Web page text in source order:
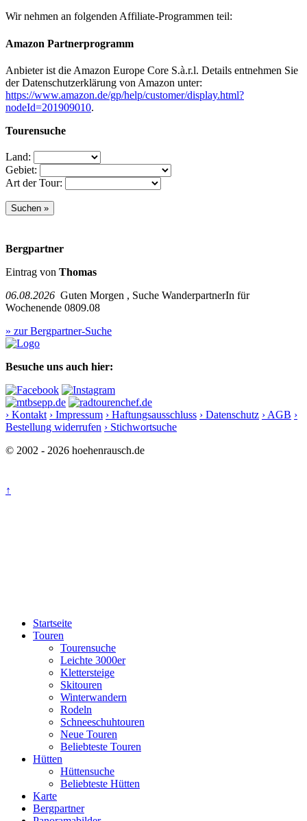
Wir nehmen an folgenden Affiliate-Programmen teil:
Amazon Partner­programm
Anbieter ist die Amazon Europe Core S.à.r.l. Details entnehmen Sie
der Datenschutzerklärung von Amazon unter:
https://www.amazon.de/gp/help/customer/display.html?
nodeId=201909010.
Tourensuche
Land:
Gebiet:
Art der Tour:
Bergpartner
Eintrag von Thomas
06.08.2026 Guten Morgen , Suche WanderpartnerIn für
Wochenende 0809.08
» zur Bergpartner-Suche
Besuche uns auch hier:
› Kontakt › Impressum › Haftungsausschluss › Datenschutz › AGB ›
Bestellung widerrufen › Stichwortsuche
© 2002 - 2026 hoehenrausch.de
↑
Startseite
Touren
Tourensuche
Leichte 3000er
Klettersteige
Skitouren
Winterwandern
Rodeln
Schneeschuhtouren
Neue Touren
Beliebteste Touren
Hütten
Hüttensuche
Beliebteste Hütten
Karte
Bergpartner